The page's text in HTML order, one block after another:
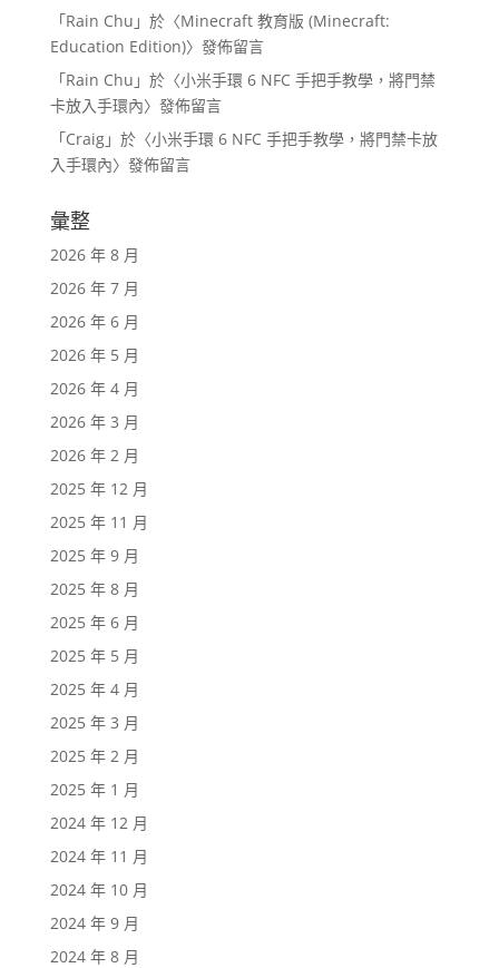
「Rain Chu 」於〈Minecraft 教育版 (Minecraft:
Education Edition)〉發佈留言
「Rain Chu 」於〈小米手環 6 NFC 手把手教學，將門禁
卡放入手環內〉發佈留言
「Craig」於〈小米手環 6 NFC 手把手教學，將門禁卡放
入手環內〉發佈留言
彙整
2026 年 8 月
2026 年 7 月
2026 年 6 月
2026 年 5 月
2026 年 4 月
2026 年 3 月
2026 年 2 月
2025 年 12 月
2025 年 11 月
2025 年 9 月
2025 年 8 月
2025 年 6 月
2025 年 5 月
2025 年 4 月
2025 年 3 月
2025 年 2 月
2025 年 1 月
2024 年 12 月
2024 年 11 月
2024 年 10 月
2024 年 9 月
2024 年 8 月